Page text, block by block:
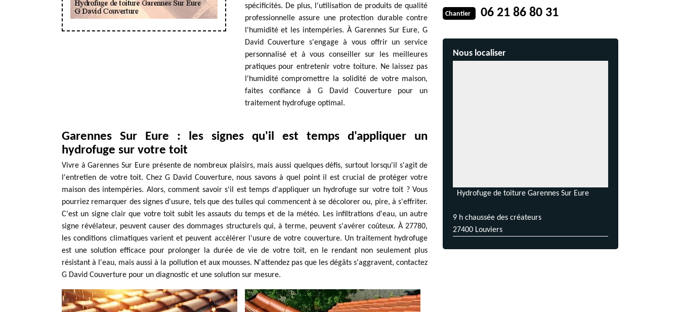
spécificités. De plus, l'utilisation de produits de qualité
professionnelle assure une protection durable contre
l'humidité et les intempéries. À Garennes Sur Eure, G
David Couverture s'engage à vous offrir un service
personnalisé et à vous conseiller sur les meilleures
pratiques pour entretenir votre toiture. Ne laissez pas
l'humidité compromettre la solidité de votre maison,
faites confiance à G David Couverture pour un
traitement hydrofuge optimal.
Garennes Sur Eure : les signes qu'il est temps d'appliquer un
hydrofuge sur votre toit
Vivre à Garennes Sur Eure présente de nombreux plaisirs, mais aussi quelques défis, surtout lorsqu'il s'agit de
l'entretien de votre toit. Chez G David Couverture, nous savons à quel point il est crucial de protéger votre
maison des intempéries. Alors, comment savoir s'il est temps d'appliquer un hydrofuge sur votre toit ? Vous
pourriez remarquer des signes d'usure, tels que des tuiles qui commencent à se décolorer ou, pire, à s'effriter.
C'est un signe clair que votre toit subit les assauts du temps et de la météo. Les infiltrations d'eau, un autre
signe révélateur, peuvent causer des dommages structurels qui, à terme, peuvent s'avérer coûteux. À 27780,
les conditions climatiques varient et peuvent accélérer l'usure de votre couverture. Un traitement hydrofuge
est une solution efficace pour prolonger la durée de vie de votre toit, en le rendant non seulement plus
résistant à l'eau, mais aussi à la pollution et aux mousses. N'attendez pas que les dégâts s'aggravent, contactez
G David Couverture pour un diagnostic et une solution sur mesure.
Chantier 06 21 86 80 31
Nous localiser
Hydrofuge de toiture Garennes Sur Eure
9 h chaussée des créateurs
27400 Louviers